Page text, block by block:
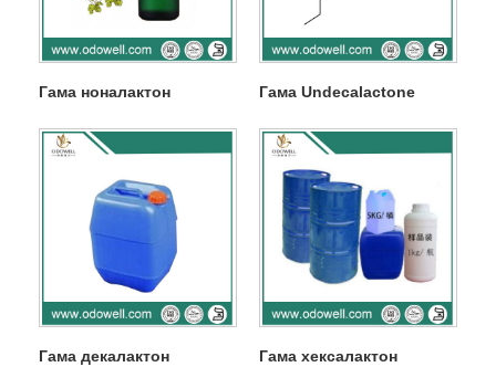
Гама ноналактон Гама Undecalactone
Гама декалактон Гама хексалактон